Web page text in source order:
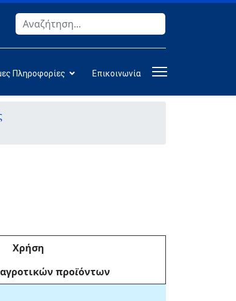
Αναζήτηση
Πληροφορίες Επικοινωνία
Χρήση
προϊόντων